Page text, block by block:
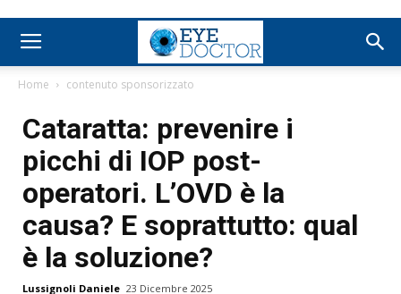
Home contenuto sponsorizzato
Cataratta: prevenire i
picchi di IOP post-
operatori. L’OVD è la
causa? E soprattutto: qual
è la soluzione?
Lussignoli Daniele 23 Dicembre 2025